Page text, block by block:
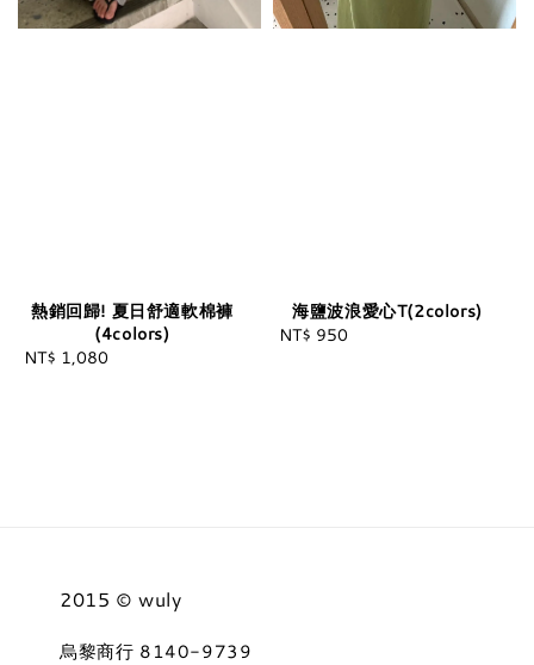
熱銷回歸! 夏日舒適軟棉褲
(4colors)
Regular
NT$ 1,080
海鹽波浪愛心T(2colors)
Regular
NT$ 950
2015 © wuly
烏黎商行 8140-9739